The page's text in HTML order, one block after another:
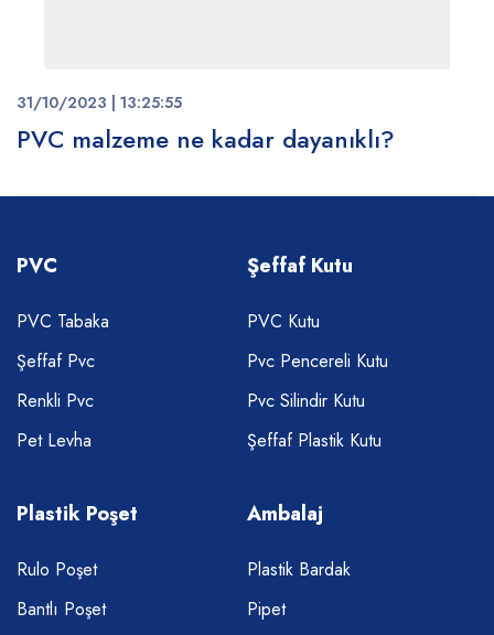
31/10/2023 | 13:25:55
PVC malzeme ne kadar dayanıklı?
PVC
PVC Tabaka
Şeffaf Pvc
Renkli Pvc
Pet Levha
Şeffaf Kutu
PVC Kutu
Pvc Pencereli Kutu
Pvc Silindir Kutu
Şeffaf Plastik Kutu
Plastik Poşet
Rulo Poşet
Bantlı Poşet
Ambalaj
Plastik Bardak
Pipet